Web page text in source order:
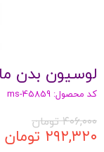
لوسیون بدن
کد محصول: ms-45859
۴۰۶,۰۰۰ تومان
۲۹۲,۳۲۰ تومان